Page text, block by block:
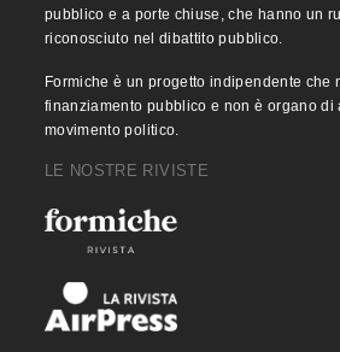
pubblico e a porte chiuse, che hanno un
riconosciuto nel dibattito pubblico.
Formiche è un progetto indipendente che
finanziamento pubblico e non è organo di
movimento politico.
LE NOSTRE RIVISTE